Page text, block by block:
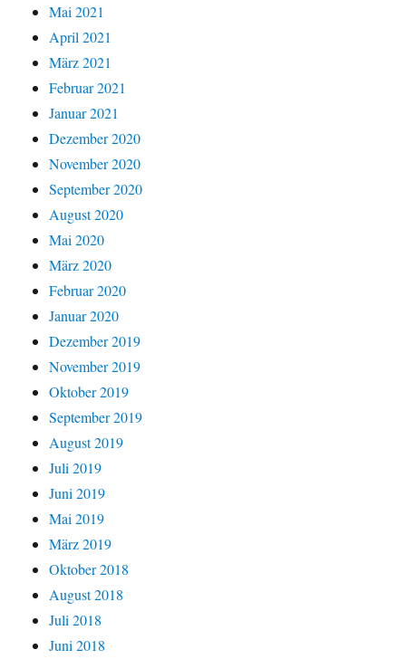
Mai 2021
April 2021
März 2021
Februar 2021
Januar 2021
Dezember 2020
November 2020
September 2020
August 2020
Mai 2020
März 2020
Februar 2020
Januar 2020
Dezember 2019
November 2019
Oktober 2019
September 2019
August 2019
Juli 2019
Juni 2019
Mai 2019
März 2019
Oktober 2018
August 2018
Juli 2018
Juni 2018